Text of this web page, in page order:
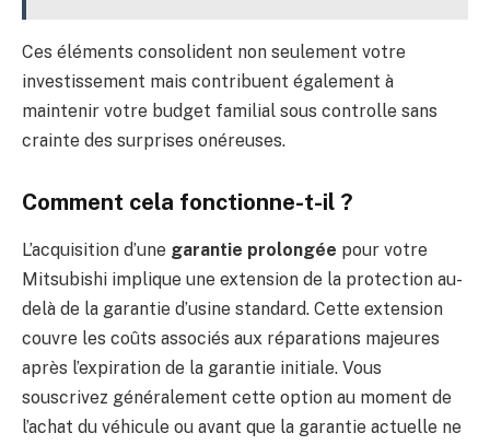
Ces éléments consolident non seulement votre
investissement mais contribuent également à
maintenir votre budget familial sous controlle sans
crainte des surprises onéreuses.
Comment cela fonctionne-t-il ?
L’acquisition d’une garantie prolongée pour votre
Mitsubishi implique une extension de la protection au-
delà de la garantie d’usine standard. Cette extension
couvre les coûts associés aux réparations majeures
après l’expiration de la garantie initiale. Vous
souscrivez généralement cette option au moment de
l’achat du véhicule ou avant que la garantie actuelle ne